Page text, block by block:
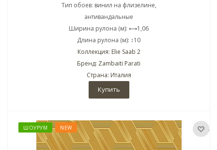
Тип обоев: винил на флизелине,
антивандальные
Ширина рулона (м): ⟷1,06
Длина рулона (м): ↕10
Коллекция: Elie Saab 2
Бренд: Zambaiti Parati
Страна: Италия
Купить
ШОУРУМ NEW